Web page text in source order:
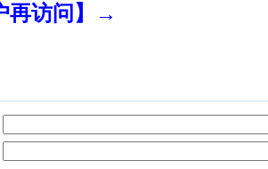
再访问】→